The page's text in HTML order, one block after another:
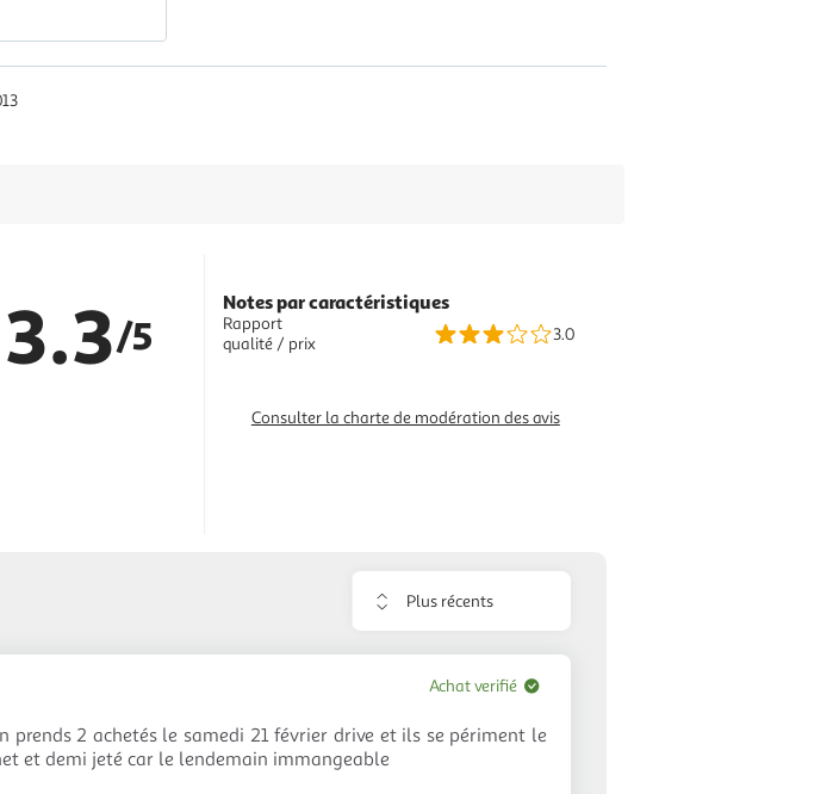
3.3/5
Notes par caractéristiques
Rapport
qualité / prix
3.0
Consulter la charte de modération des avis
Trier
avis
prends 2 achetés le samedi 21 février drive et ils se périment le
et demi jeté car le lendemain immangeable
Achat verifié